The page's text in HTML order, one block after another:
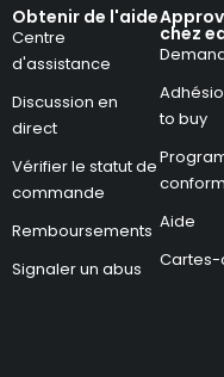
Obtenir de l'aide
Centre
d'assistance
Discussion en
direct
Vérifier le statut de
commande
Remboursements
Signaler un abus
chez
to buy
Aide